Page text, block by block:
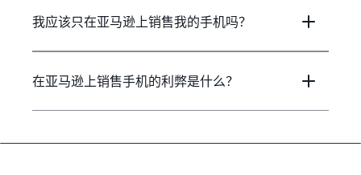
我应该只在亚马逊上销售我的手机吗？
在亚马逊上销售手机的利弊是什么？